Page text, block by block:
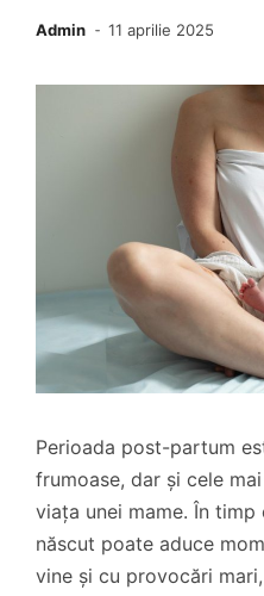
Admin 11 aprilie 2025
Perioada post-partum
frumoase, dar și cele
viața unei mame. În
născut poate aduce
vine și cu provocări